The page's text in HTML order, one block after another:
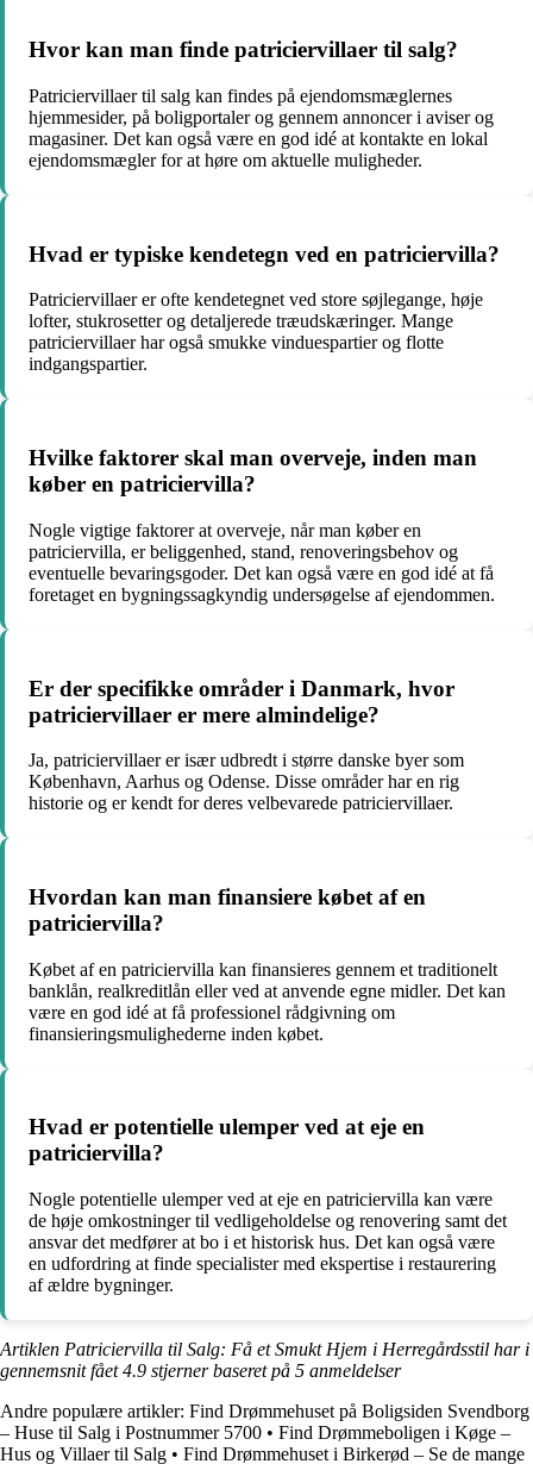
Hvor kan man finde patriciervillaer til salg?
Patriciervillaer til salg kan findes på ejendomsmæglernes
hjemmesider, på boligportaler og gennem annoncer i aviser og
magasiner. Det kan også være en god idé at kontakte en lokal
ejendomsmægler for at høre om aktuelle muligheder.
Hvad er typiske kendetegn ved en patriciervilla?
Patriciervillaer er ofte kendetegnet ved store søjlegange, høje
lofter, stukrosetter og detaljerede træudskæringer. Mange
patriciervillaer har også smukke vinduespartier og flotte
indgangspartier.
Hvilke faktorer skal man overveje, inden man
køber en patriciervilla?
Nogle vigtige faktorer at overveje, når man køber en
patriciervilla, er beliggenhed, stand, renoveringsbehov og
eventuelle bevaringsgoder. Det kan også være en god idé at få
foretaget en bygningssagkyndig undersøgelse af ejendommen.
Er der specifikke områder i Danmark, hvor
patriciervillaer er mere almindelige?
Ja, patriciervillaer er især udbredt i større danske byer som
København, Aarhus og Odense. Disse områder har en rig
historie og er kendt for deres velbevarede patriciervillaer.
Hvordan kan man finansiere købet af en
patriciervilla?
Købet af en patriciervilla kan finansieres gennem et traditionelt
banklån, realkreditlån eller ved at anvende egne midler. Det kan
være en god idé at få professionel rådgivning om
finansieringsmulighederne inden købet.
Hvad er potentielle ulemper ved at eje en
patriciervilla?
Nogle potentielle ulemper ved at eje en patriciervilla kan være
de høje omkostninger til vedligeholdelse og renovering samt det
ansvar det medfører at bo i et historisk hus. Det kan også være
en udfordring at finde specialister med ekspertise i restaurering
af ældre bygninger.
Artiklen Patriciervilla til Salg: Få et Smukt Hjem i Herregårdsstil har i
gennemsnit fået4.9 stjerner baseret på 5 anmeldelser
Andre populære artikler: Find Drømmehuset på Boligsiden Svendborg
– Huse til Salg i Postnummer 5700 • Find Drømmeboligen i Køge –
Hus og Villaer til Salg • Find Drømmehuset i Birkerød – Se de mange